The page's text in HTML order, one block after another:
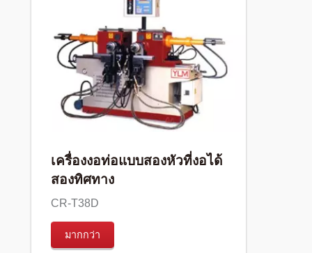
เครื่องงอท่อแบบสองหัวที่งอได้
สองทิศทาง
CR-T38D
มากกว่า